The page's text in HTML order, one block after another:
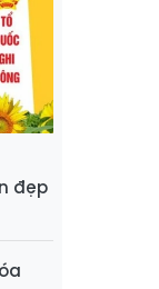
đẹp